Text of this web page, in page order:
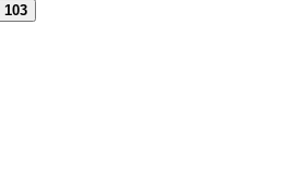
103